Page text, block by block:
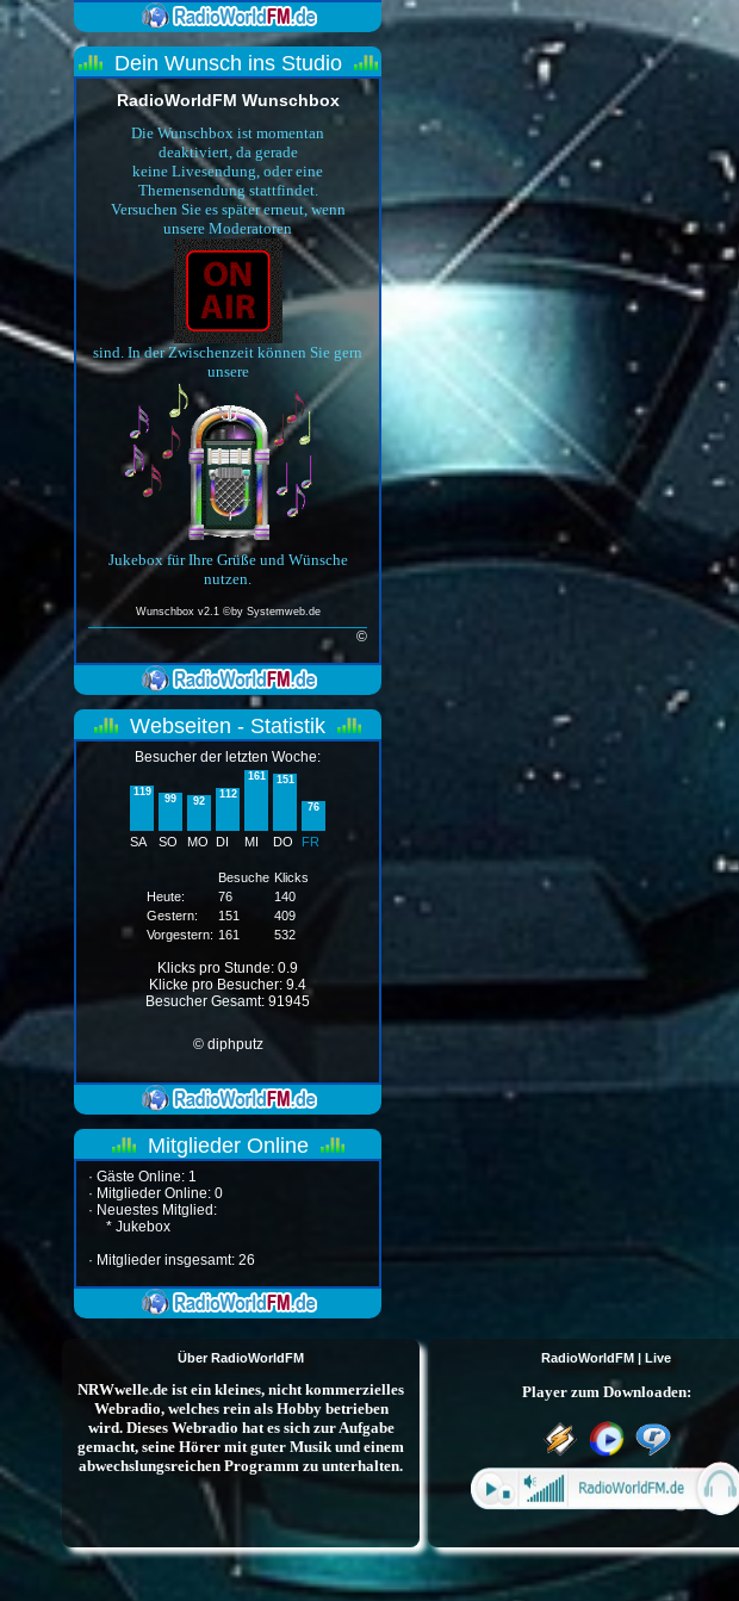
Dein Wunsch ins Studio
RadioWorldFM Wunschbox
Die Wunschbox ist momentan
deaktiviert, da gerade
keine Livesendung, oder eine
Themensendung stattfindet.
Versuchen Sie es später erneut, wenn
unsere Moderatoren
sind. In der Zwischenzeit können Sie gern
unsere
Jukebox für Ihre Grüße und Wünsche
nutzen.
Wunschbox v2.1 ©by Systemweb.de
©
Webseiten - Statistik
Besucher der letzten Woche:
119
99 92
112
161 151
76
SA SO MO DI MI DO FR
Besuche Klicks
Heute:
76
140
Gestern:
151
409
Vorgestern: 161 532
Klicks pro Stunde: 0.9
Klicke pro Besucher: 9.4
Besucher Gesamt: 91945
© diphputz
Mitglieder Online
· Gäste Online: 1
· Mitglieder Online: 0
· Neuestes Mitglied:
* Jukebox
· Mitglieder insgesamt: 26
Über RadioWorldFM
NRWwelle.de ist ein kleines, nicht kommerzielles
Webradio, welches rein als Hobby betrieben
wird. Dieses Webradio hat es sich zur Aufgabe
gemacht, seine Hörer mit guter Musik und einem
abwechslungsreichen Programm zu unterhalten.
RadioWorldFM | Live